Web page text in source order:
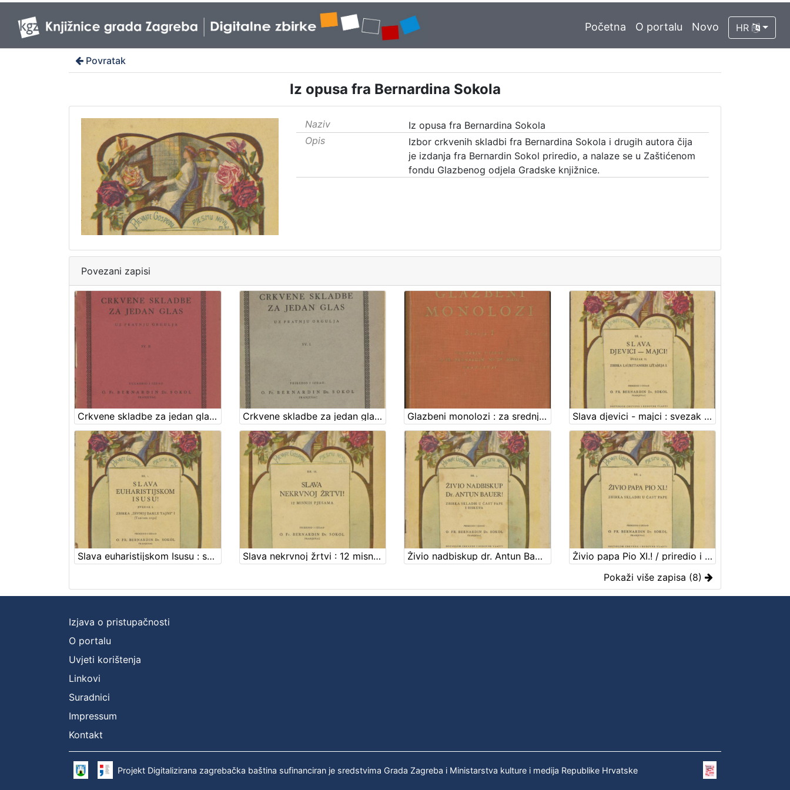
Početna O portalu Novo HR
Povratak
Iz opusa fra Bernardina Sokola
Naziv
Iz opusa fra Bernardina Sokola
Opis
Izbor crkvenih skladbi fra Bernardina Sokola i drugih autora čija
je izdanja fra Bernardin Sokol priredio, a nalaze se u Zaštićenom
fondu Glazbenog odjela Gradske knjižnice.
Povezani zapisi
Crkvene skladbe za jedan glas : uz pratnju orgulja : sv. II / priredio i izdao Bernandin Sokol Crkvene skladbe za jedan glas : uz pratnju orgulja : sv. I / priredio i izdao Bernandin Sokol Glazbeni monolozi : za srednji glas uz pratnju glasovira : serija I / uglazbio i izdao Bernardin Sokol franjevac Slava djevici - majci : svezak II. : zbirka Lauretanskih litanija I. / priredio i izdao Bernardin Sokol
Slava euharistijskom Isusu : svezak I. : Zbirka "Divnoj dakle Tajni" I : (Tantum ergo) / priredio i izdao Bernardin Sokol Slava nekrvnoj žrtvi : 12 misnih pjesama / priredio Bernardin Sokol Živio nadbiskup dr. Antun Bauer! : zbirka skladbi u čast pape i biskupa / priredio i izdao Bernardin Sokol
Živio papa Pio XI.! / priredio i izdao Bernardin Sokol
Pokaži više zapisa (8)
Izjava o pristupačnosti
O portalu
Uvjeti korištenja
Linkovi
Suradnici
Impressum
Kontakt
Projekt Digitalizirana zagrebačka baština sufinanciran je sredstvima Grada Zagreba i Ministarstva kulture i medija Republike Hrvatske